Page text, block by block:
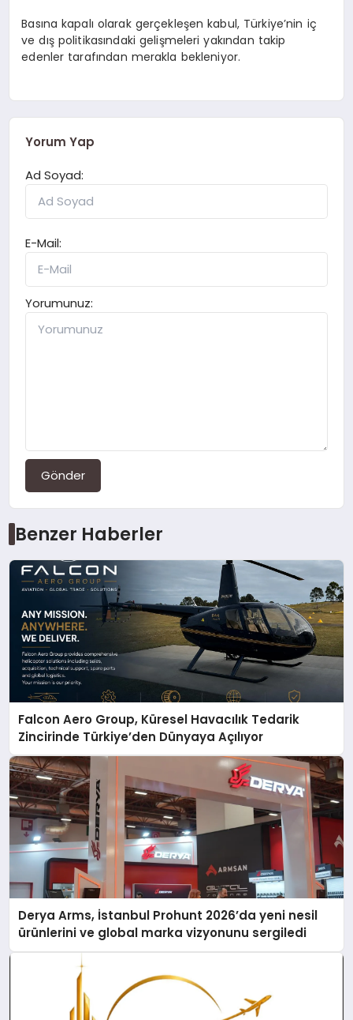
Basına kapalı olarak gerçekleşen kabul, Türkiye’nin iç
ve dış politikasındaki gelişmeleri yakından takip
edenler tarafından merakla bekleniyor.
Yorum Yap
Ad Soyad:
E-Mail:
Yorumunuz:
Gönder
Benzer Haberler
Falcon Aero Group, Küresel Havacılık Tedarik
Zincirinde Türkiye’den Dünyaya Açılıyor
Derya Arms, İstanbul Prohunt 2026’da yeni nesil
ürünlerini ve global marka vizyonunu sergiledi